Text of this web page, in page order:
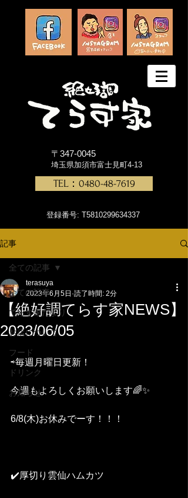
〒347-0045
埼玉県加須市富士見町4-13
TEL：0480-48-7619
登録番号: T5810299634337
記事
全ての記事
てらす家だより
お店について
フード
ドリンク
お知らせ
全ての記事
【絶好調てらす家NEWS】
2023/06/05
terasuya
2023年6月5日 読了時間: 2分
⇨毎週月曜日更新！
今週もよろしくお願いします🌈✨
6/8(木)お休みでーす！！！
✔️厚切り雲仙ハムカツ